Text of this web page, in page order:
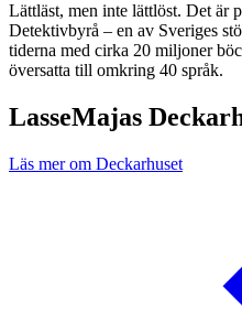
Lättläst, men inte lättlöst. Det är
Detektivbyrå – en av Sveriges
tiderna med cirka 20 miljoner
översatta till omkring 40 språk.
LasseMajas
Läs mer om Deckarhuset